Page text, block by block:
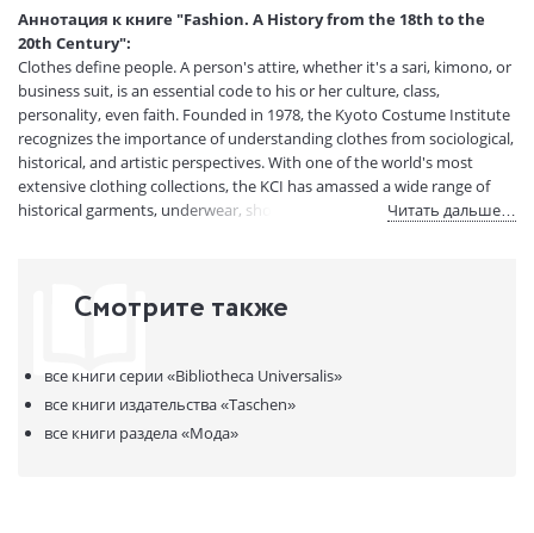
Размеры в мм
(ДхШхВ):
200x145x40
Вес:
1280 гр.
Страниц:
646
Код товара:
829737
Артикул:
12840621
ISBN:
978-3-8365-5719-1
В продаже с:
25.12.2015
Аннотация к книге "Fashion. A History from the 18th to the
20th Century":
Clothes define people. A person's attire, whether it's a sari, kimono, or
business suit, is an essential code to his or her culture, class,
personality, even faith. Founded in 1978, the Kyoto Costume Institute
recognizes the importance of understanding clothes from sociological,
historical, and artistic perspectives. With one of the world's most
extensive clothing collections, the KCI has amassed a wide range of
historical garments, underwear, shoes, and fashion accessories dating
Featuring impeccable photography of clothing expertly displayed and
arranged on custom-made mannequins, it is a testimony to attire as
passion for fashion as a complex and intricate art form.
The book's authors include some of the smartest minds and sharpest
eyes in fashion studies: Akiko Fukai (Chief Curator of The Kyoto
Costume Institute), Tamami Suoh (Curator of The Kyoto Costume
Читать дальше…
Смотрите также
все книги серии«Bibliotheca Universalis»
все книги издательства«Taschen»
все книги раздела«Мода»